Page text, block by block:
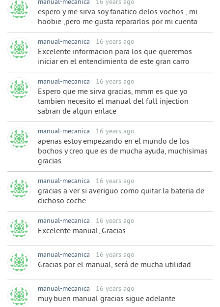
manual-mecanica 16 years ago
espero y me sirva soy fanatico delos vochos , mi
hoobie ,pero me gusta repararlos por mi cuenta
manual-mecanica 16 years ago
Excelente informacion para los que queremos
iniciar en el entendimiento de este gran carro
manual-mecanica 16 years ago
Espero que me sirva gracias, mmm es que yo
tambien necesito el manual del full injection
sabran de algun enlace
manual-mecanica 16 years ago
apenas estoy empezando en el mundo de los
bochos y creo que es de mucha ayuda, muchisimas
gracias
manual-mecanica 16 years ago
gracias a ver si averiguo como quitar la bateria de
dichoso coche
manual-mecanica 16 years ago
Excelente manual, Gracias
manual-mecanica 16 years ago
Gracias por el manual, será de mucha utilidad
manual-mecanica 16 years ago
muy buen manual gracias sigue adelante